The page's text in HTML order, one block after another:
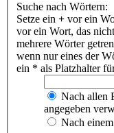
Suche nach Wörtern:
Setze ein + vor ein
vor ein Wort, das
mehrere Wörter
wenn nur eines der
ein * als Platzhalter
Nach allen
angegeben
Nach